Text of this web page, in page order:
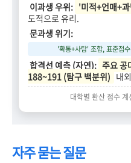
이과생 우위: '미적+언매+
도적으로 유리.
문과생 위기:
'확통+사탐' 조합, 표준점
합격선 예측 (자연): 주요
188~191 (탐구 백분위) 내
대학별 환산 점수
자주 묻는 질문